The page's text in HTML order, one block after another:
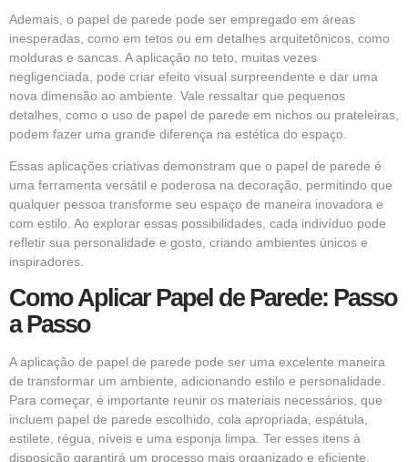
Ademais, o papel de parede pode ser empregado em áreas
inesperadas, como em tetos ou em detalhes arquitetônicos, como
molduras e sancas. A aplicação no teto, muitas vezes
negligenciada, pode criar efeito visual surpreendente e dar uma
nova dimensão ao ambiente. Vale ressaltar que pequenos
detalhes, como o uso de papel de parede em nichos ou prateleiras,
podem fazer uma grande diferença na estética do espaço.
Essas aplicações criativas demonstram que o papel de parede é
uma ferramenta versátil e poderosa na decoração, permitindo que
qualquer pessoa transforme seu espaço de maneira inovadora e
com estilo. Ao explorar essas possibilidades, cada indivíduo pode
refletir sua personalidade e gosto, criando ambientes únicos e
inspiradores.
Como Aplicar Papel de Parede: Passo
a Passo
A aplicação de papel de parede pode ser uma excelente maneira
de transformar um ambiente, adicionando estilo e personalidade.
Para começar, é importante reunir os materiais necessários, que
incluem papel de parede escolhido, cola apropriada, espátula,
estilete, régua, níveis e uma esponja limpa. Ter esses itens à
disposição garantirá um processo mais organizado e eficiente.